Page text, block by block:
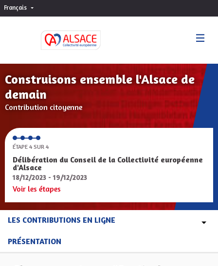
Français Choisir la langue
Construisons ensemble l'Alsace de
demain
Contribution citoyenne
ÉTAPE 4 SUR 4
Délibération du Conseil de la Collectivité européenne
d'Alsace
18/12/2023 - 19/12/2023
Voir les étapes
LES CONTRIBUTIONS EN LIGNE
PRÉSENTATION